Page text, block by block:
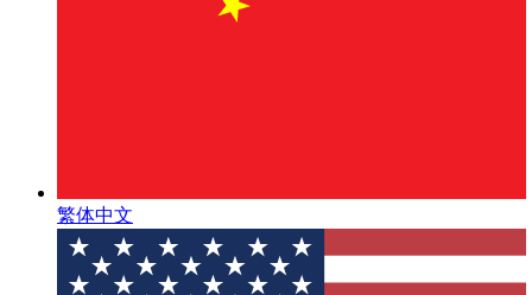
繁体中文